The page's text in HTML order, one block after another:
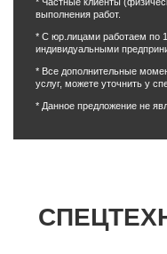
выполнения работ.
* С юр.лицами работаем по
индивидуальными
* Все дополнительные
услуг, можете уточнить у
* Данное предложение не